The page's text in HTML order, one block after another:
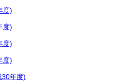
度)
度)
度)
度)
30年度)